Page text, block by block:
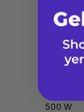
Intel Xeon
500 W